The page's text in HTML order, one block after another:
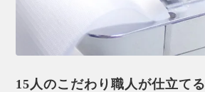
15人のこだわり職人が仕立てる